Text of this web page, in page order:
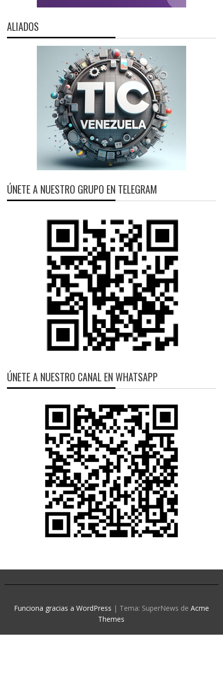
ALIADOS
ÚNETE A NUESTRO GRUPO EN TELEGRAM
ÚNETE A NUESTRO CANAL EN WHATSAPP
Funciona gracias a WordPress | Tema: SuperNews de Acme
Themes